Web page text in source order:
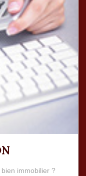
immobilier ?